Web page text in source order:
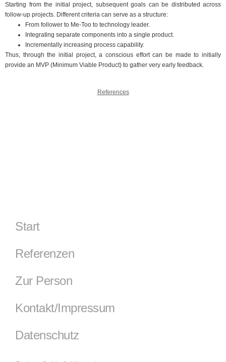
Starting from the initial project, subsequent goals can be distributed across
follow-up projects. Different criteria can serve as a structure:
From follower to Me-Too to technology leader.
Integrating separate components into a single product.
Incrementally increasing process capability.
Thus, through the initial project, a conscious effort can be made to initially
provide an MVP (Minimum Viable Product) to gather very early feedback.
References
Start
Referenzen
Zur Person
Kontakt/Impressum
Datenschutz